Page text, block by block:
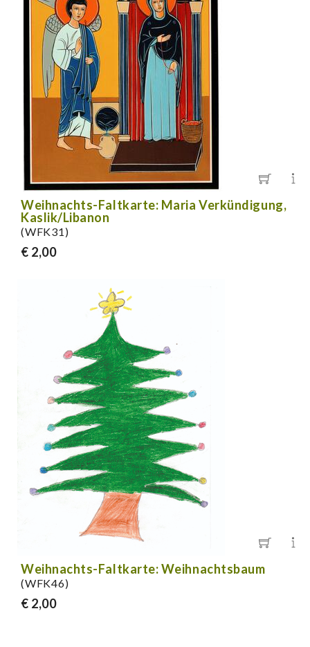
Weihnachts-Faltkarte: Maria Verkündigung,
Kaslik/Libanon
(WFK31)
€ 2,00
Weihnachts-Faltkarte: Weihnachtsbaum
(WFK46)
€ 2,00